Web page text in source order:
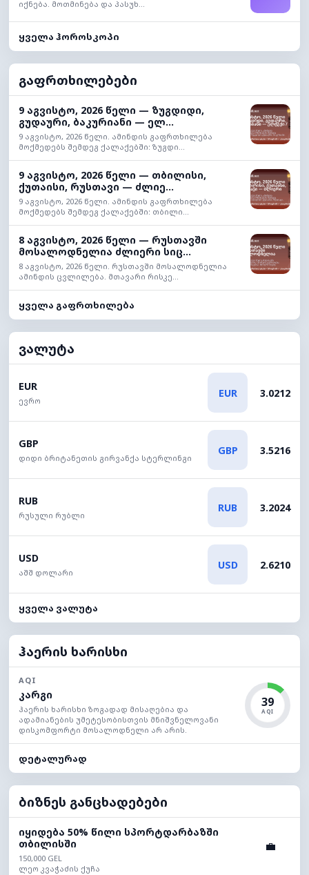
იქნება. მოთმინება და პასუხ...
ყველა ჰოროსკოპი
გაფრთხილებები
9 აგვისტო, 2026 წელი — ზუგდიდი,
გუდაური, ბაკურიანი — ელ...
9 აგვისტო, 2026 წელი. ამინდის გაფრთხილება
მოქმედებს შემდეგ ქალაქებში: ზუგდი...
9 აგვისტო, 2026 წელი — თბილისი,
ქუთაისი, რუსთავი — ძლიე...
9 აგვისტო, 2026 წელი. ამინდის გაფრთხილება
მოქმედებს შემდეგ ქალაქებში: თბილი...
8 აგვისტო, 2026 წელი — რუსთავში
მოსალოდნელია ძლიერი სიც...
8 აგვისტო, 2026 წელი. რუსთავში მოსალოდნელია
ამინდის ცვლილება. მთავარი რისკე...
ყველა გაფრთხილება
ვალუტა
EUR
ევრო
EUR 3.0212
GBP
დიდი ბრიტანეთის გირვანქა სტერლინგი
GBP 3.5216
RUB
რუსული რუბლი
RUB 3.2024
USD
აშშ დოლარი
USD 2.6210
ყველა ვალუტა
ჰაერის ხარისხი
AQI
კარგი
ჰაერის ხარისხი ზოგადად მისაღებია და
ადამიანების უმეტესობისთვის მნიშვნელოვანი
დისკომფორტი მოსალოდნელი არ არის.
39
AQI
დეტალურად
ბიზნეს განცხადებები
იყიდება 50% წილი სპორტდარბაზში
თბილისში
150,000 GEL
ლეო კვაჭაძის ქუჩა
💼